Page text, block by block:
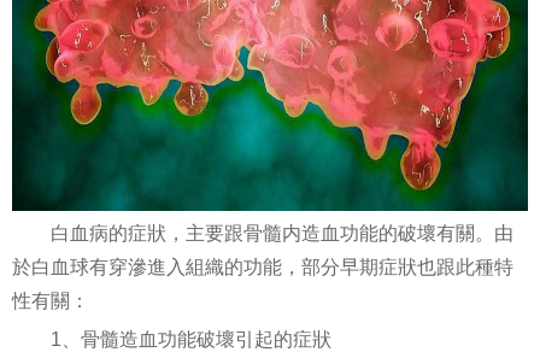
白血病的症狀，主要跟骨髓内造血功能的破壞有關。由
於白血球有穿滲進入組織的功能，部分早期症狀也跟此種特
性有關：
1、骨髓造血功能破壞引起的症狀